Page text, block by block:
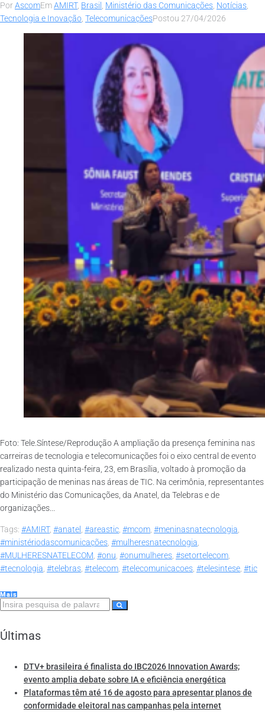
PorAscomEmAMIRT, Brasil , Ministério das Comunicações, Notícias,
Tecnologia e Inovação, TelecomunicaçõesPostou 27/04/2026
Foto: Tele.Síntese/Reprodução A ampliação da presença feminina nas
carreiras de tecnologia e telecomunicações foi o eixo central de evento
realizado nesta quinta-feira, 23, em Brasília, voltado à promoção da
participação de meninas nas áreas de TIC. Na cerimônia, representantes
do Ministério das Comunicações, da Anatel, da Telebras e de
organizações...
Tags: #AMIRT, #anatel , #areastic, #mcom, #meninasnatecnologia,
#ministériodascomunicações, #mulheresnatecnologia,
#MULHERESNATELECOM, #onu, #onumulheres, #setortelecom,
#tecnologia, #telebras, #telecom, #telecomunicacoes, #telesintese, #tic
Mais
Últimas
DTV+ brasileira é finalista do IBC2026 Innovation Awards;
evento amplia debate sobre IA e eficiência energética
Plataformas têm até 16 de agosto para apresentar planos de
conformidade eleitoral nas campanhas pela internet